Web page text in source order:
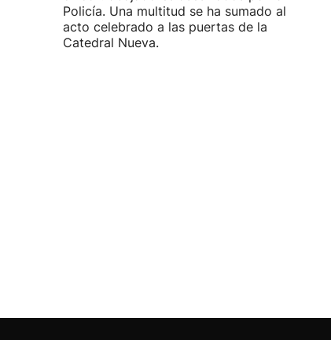
Policía. Una multitud se ha sumado al
acto celebrado a las puertas de la
Catedral Nueva.